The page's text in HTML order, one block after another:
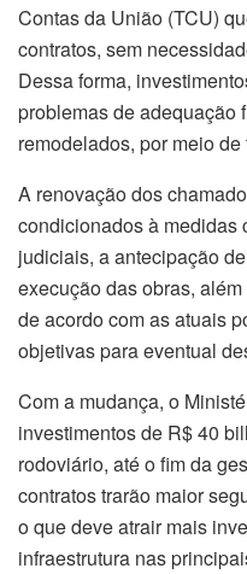
Contas da União (TCU)
contratos, sem
Dessa forma,
problemas de adequação
remodelados, por meio
A renovação dos
condicionados à medidas
judiciais, a antecipação
execução das obras,
de acordo com as atuais
objetivas para eventual
Com a mudança, o
investimentos de R$ 40
rodoviário, até o fim da
contratos trarão maior
o que deve atrair mais
infraestrutura nas